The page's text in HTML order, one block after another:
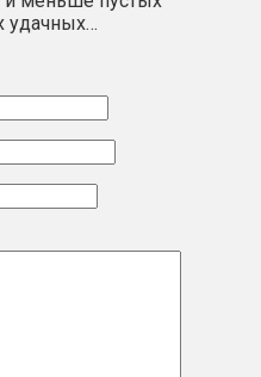
удачных…